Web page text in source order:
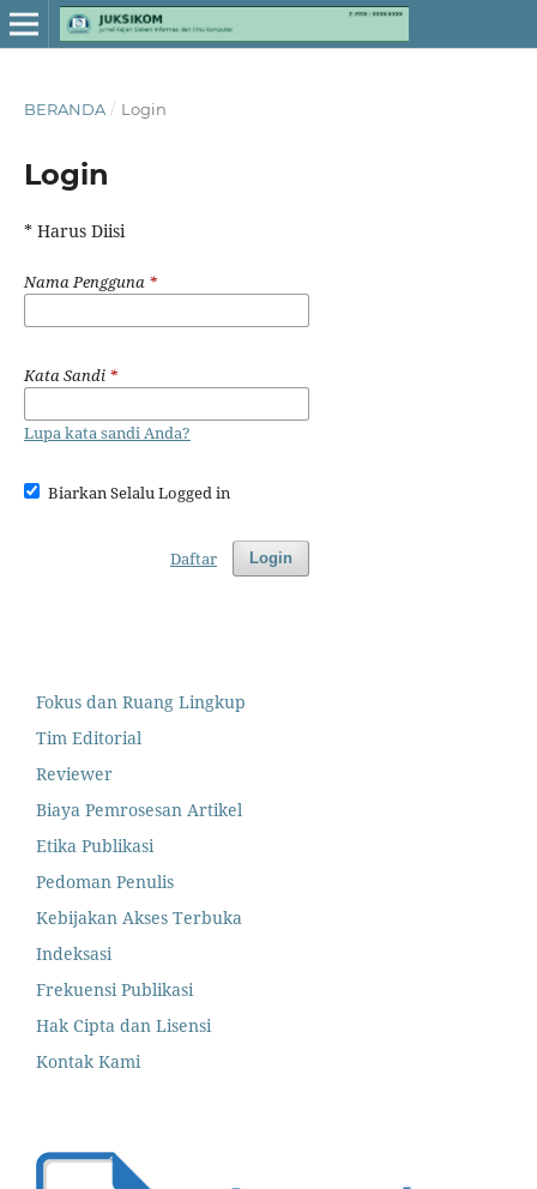
BERANDA / Login
Login
* Harus Diisi
Nama Pengguna *
Kata Sandi *
Lupa kata sandi Anda?
Biarkan Selalu Logged in
Login
Daftar
Fokus dan Ruang Lingkup
Tim Editorial
Reviewer
Biaya Pemrosesan Artikel
Etika Publikasi
Pedoman Penulis
Kebijakan Akses Terbuka
Indeksasi
Frekuensi Publikasi
Hak Cipta dan Lisensi
Kontak Kami